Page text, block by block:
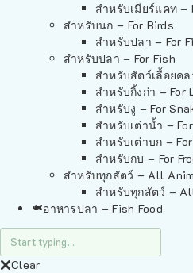
สำหรับเมียร์แคท –
สำหรับนก – For Birds
สำหรับปลา – For
สำหรับปลา – For Fish
สำหรับสัตว์เลื้อยค
สำหรับกิ้งก่า – For
สำหรับงู – For
สำหรับเต่าน้ำ –
สำหรับเต่าบก –
สำหรับกบ – For
สำหรับทุกสัตว์ – All
สำหรับทุกสัตว์ –
อาหารปลา – Fish Food
Clear